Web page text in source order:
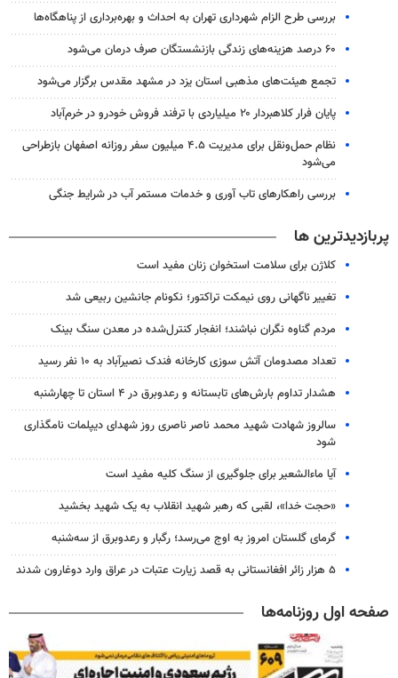
بررسی طرح الزام شهرداری تهران به احداث و بهره‌برداری از پناهگاه‌ها
۶۰ درصد هزینه‌های زندگی بازنشستگان صرف درمان می‌شود
تجمع هیئت‌های مذهبی استان یزد در مشهد مقدس برگزار می‌شود
پایان فرار کلاهبردار ۲۰ میلیاردی با ترفند فروش خودرو در خرم‌آباد
نظام حمل‌ونقل برای مدیریت ۴.۵ میلیون سفر روزانه اصفهان بازطراحی
می‌شود
بررسی راهکارهای تاب آوری و خدمات مستمر آب در شرایط جنگی
پربازدیدترین ها
کلاژن برای سلامت استخوان زنان مفید است
تغییر ناگهانی روی نیمکت تراکتور؛ نکونام جانشین ربیعی شد
مردم گناوه نگران نباشند؛ انفجار کنترل‌شده در معدن سنگ بینک
تعداد مصدومان آتش سوزی کارخانه فندک نصیرآباد به ۱۰ نفر رسید
هشدار تداوم بارش‌های تابستانه و رعدوبرق در ۴ استان تا چهارشنبه
سالروز شهادت شهید محمد ناصر ناصری روز شهدای دیپلمات نامگذاری
شود
آیا ماءالشعیر برای جلوگیری از سنگ کلیه مفید است
«حجت خدا»، لقبی که رهبر شهید انقلاب به یک شهید بخشید
گرمای گلستان امروز به اوج می‌رسد؛ رگبار و رعدوبرق از سه‌شنبه
۵ هزار زائر افغانستانی به قصد زیارت عتبات در عراق وارد دوغارون شدند
صفحه اول روزنامه‌ها